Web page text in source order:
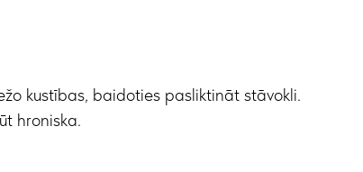
kustības, baidoties pasliktināt stāvokli.
hroniska.